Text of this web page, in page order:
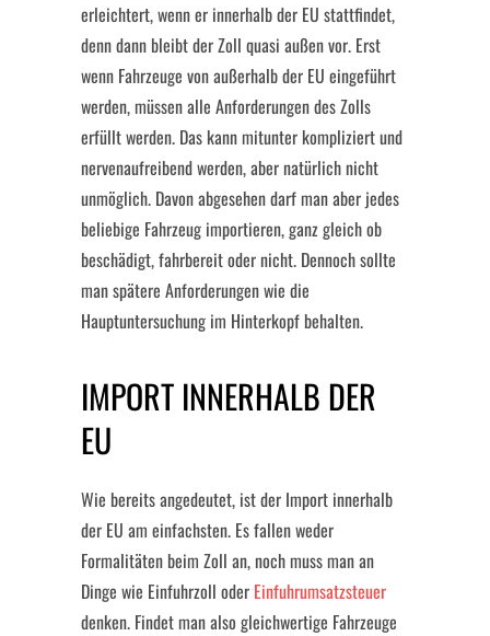
erleichtert, wenn er innerhalb der EU stattfindet,
denn dann bleibt der Zoll quasi außen vor. Erst
wenn Fahrzeuge von außerhalb der EU eingeführt
werden, müssen alle Anforderungen des Zolls
erfüllt werden. Das kann mitunter kompliziert und
nervenaufreibend werden, aber natürlich nicht
unmöglich. Davon abgesehen darf man aber jedes
beliebige Fahrzeug importieren, ganz gleich ob
beschädigt, fahrbereit oder nicht. Dennoch sollte
man spätere Anforderungen wie die
Hauptuntersuchung im Hinterkopf behalten.
IMPORT INNERHALB DER
EU
Wie bereits angedeutet, ist der Import innerhalb
der EU am einfachsten. Es fallen weder
Formalitäten beim Zoll an, noch muss man an
Dinge wie Einfuhrzoll oder Einfuhrumsatzsteuer
denken. Findet man also gleichwertige Fahrzeuge